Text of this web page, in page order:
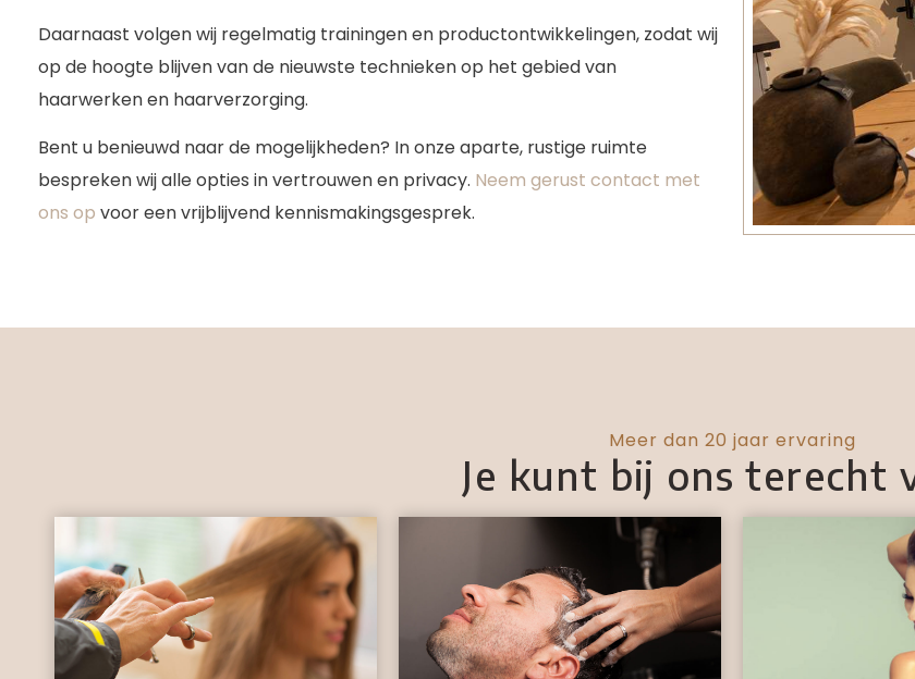
Daarnaast volgen wij regelmatig trainingen en productontwikkelingen, zodat wij
op de hoogte blijven van de nieuwste technieken op het gebied van
haarwerken en haarverzorging.
Bent u benieuwd naar de mogelijkheden? In onze aparte, rustige ruimte
bespreken wij alle opties in vertrouwen en privacy. Neem gerust contact met
ons op voor een vrijblijvend kennismakingsgesprek.
Meer dan 20 jaar ervaring
Je kunt bij ons terecht